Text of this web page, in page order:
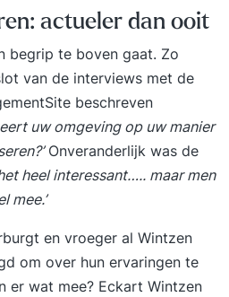
invalshoeken en
voor jouw
verzin je iets compleet
heeft bedacht? We
denkroutes bij het
en ideeën. Dat komt,
denken. Patronen
en bieden ons kaders
kunnen terugvallen als
Heel handig, maar het
moment dat je ‘vast’ zit
hebt. InhoudDe training
actueler dan ooit
begrip te boven gaat. Zo
van de interviews met de
beschreven
uw omgeving op uw manier
Onveranderlijk was de
heel interessant….. maar men
mee.’
en vroeger al Wintzen
om over hun ervaringen te
er wat mee? Eckart Wintzen